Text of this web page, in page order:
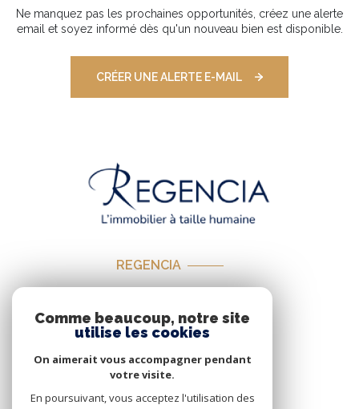
Ne manquez pas les prochaines opportunités, créez une alerte
email et soyez informé dès qu'un nouveau bien est disponible.
CRÉER UNE ALERTE E-MAIL
REGENCIA
01 85 09 58 10
contact@regencia.eu
Comme beaucoup, notre site
utilise les cookies
On aimerait vous accompagner pendant
votre visite.
En poursuivant, vous acceptez l'utilisation des